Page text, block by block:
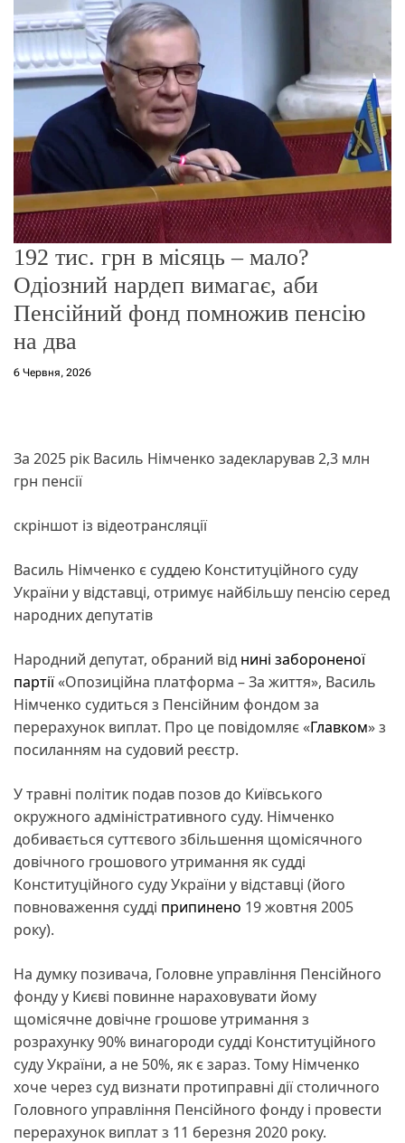
и
м
у
192 тис. грн в місяць – мало?
Одіозний нардеп вимагає, аби
Пенсійний фонд помножив пенсію
на два
6 Червня, 2026
За 2025 рік Василь Німченко задекларував 2,3 млн
грн пенсії
скріншот із відеотрансляції
Василь Німченко є суддею Конституційного суду
України у відставці, отримує найбільшу пенсію серед
народних депутатів
Народний депутат, обраний від нині забороненої
партії«Опозиційна платформа – За життя», Василь
Німченко судиться з Пенсійним фондом за
перерахунок виплат. Про це повідомляє «Главком» з
посиланням на судовий реєстр.
У травні політик подав позов до Київського
окружного адміністративного суду. Німченко
добивається суттєвого збільшення щомісячного
довічного грошового утримання як судді
Конституційного суду України у відставці (його
повноваження судді припинено 19 жовтня 2005
року).
На думку позивача, Головне управління Пенсійного
фонду у Києві повинне нараховувати йому
щомісячне довічне грошове утримання з
розрахунку 90% винагороди судді Конституційного
суду України, а не 50%, як є зараз. Тому Німченко
хоче через суд визнати протиправні дії столичного
Головного управління Пенсійного фонду і провести
перерахунок виплат з 11 березня 2020 року.